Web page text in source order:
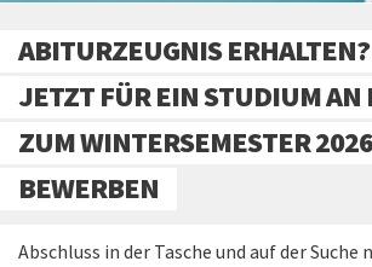
ABITURZEUGNIS
JETZT FÜR EIN STUDIUM AN
ZUM WINTERSEMESTER
BEWERBEN
Abschluss in der Tasche und auf der Suche